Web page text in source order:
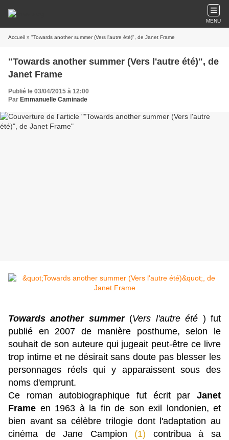
MENU
Accueil » "Towards another summer (Vers l'autre été)", de Janet Frame
"Towards another summer (Vers l'autre été)", de
Janet Frame
Publié le 03/04/2015 à 12:00
Par Emmanuelle Caminade
Towards another summer (Vers l'autre été ) fut
publié en 2007 de manière posthume, selon le
souhait de son auteure qui jugeait peut-être ce livre
trop intime et ne désirait sans doute pas blesser les
personnages réels qui y apparaissent sous des
noms d'emprunt.
Ce roman autobiographique fut écrit par Janet
Frame en 1963 à la fin de son exil londonien, et
bien avant sa célèbre trilogie dont l'adaptation au
cinéma de Jane Campion
(1)
contribua à sa